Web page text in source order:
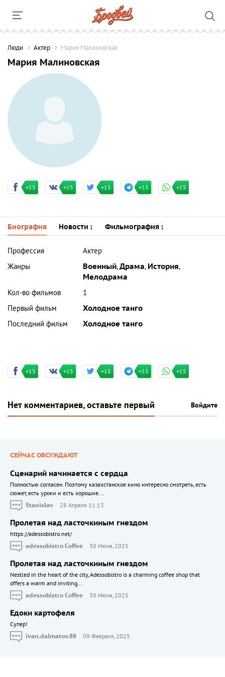
Люди Актер Мария Малиновская
Мария Малиновская
+15 +15 +15 +15 +15
Биография Новости 1 Фильмография 1
Профессия
Актер
Жанры
Военный,Драма, История,
Мелодрама
Кол-во фильмов
1
Первый фильм
Холодное танго
Последний фильм
Холодное танго
+15 +15 +15 +15 +15
Нет комментариев, оставьте первый Войдите
СЕЙЧАС ОБСУЖДАЮТ
Сценарий начинается с сердца
Полностью согласен. Поэтому казахстанское кино интересно смотреть, есть
сюжет, есть уроки и есть хорошие...
Stanislav
28 Апреля 11:13
Пролетая над ласточкиным гнездом
https://adessobistro.net/
adessobistro Coffee
30 Июня, 2025
Пролетая над ласточкиным гнездом
Nestled in the heart of the city, Adessobistro is a charming coffee shop that
offers a warm and inviting...
adessobistro Coffee
30 Июня, 2025
Едоки картофеля
Cупер!
ivan.dalmatov.88
09 Февраля, 2025